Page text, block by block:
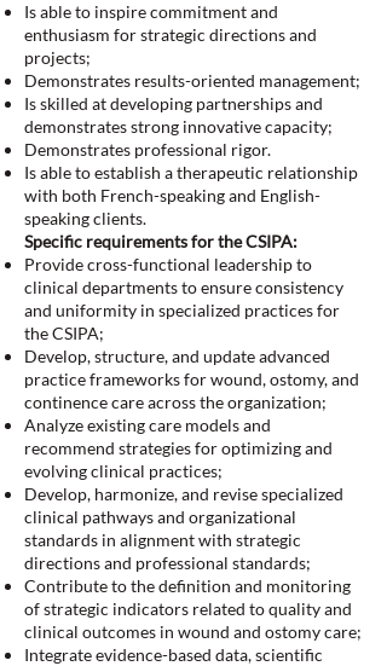
Is able to inspire commitment and
enthusiasm for strategic directions and
projects;
Demonstrates results-oriented management;
Is skilled at developing partnerships and
demonstrates strong innovative capacity;
Demonstrates professional rigor.
Is able to establish a therapeutic relationship
with both French-speaking and English-
speaking clients.
Specific requirements for the CSIPA:
Provide cross-functional leadership to
clinical departments to ensure consistency
and uniformity in specialized practices for
the CSIPA;
Develop, structure, and update advanced
practice frameworks for wound, ostomy, and
continence care across the organization;
Analyze existing care models and
recommend strategies for optimizing and
evolving clinical practices;
Develop, harmonize, and revise specialized
clinical pathways and organizational
standards in alignment with strategic
directions and professional standards;
Contribute to the definition and monitoring
of strategic indicators related to quality and
clinical outcomes in wound and ostomy care;
Integrate evidence-based data, scientific